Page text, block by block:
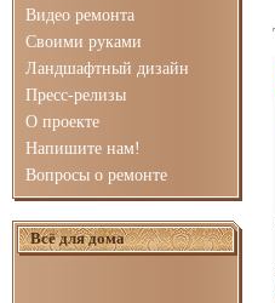
Видео ремонта
Своими руками
Ландшафтный дизайн
Пресс-релизы
О проекте
Напишите нам!
Вопросы о ремонте
Всё для дома